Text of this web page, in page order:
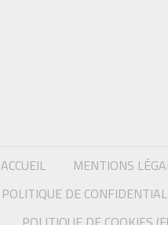
ACCUEIL
MENTIONS
POLITIQUE DE